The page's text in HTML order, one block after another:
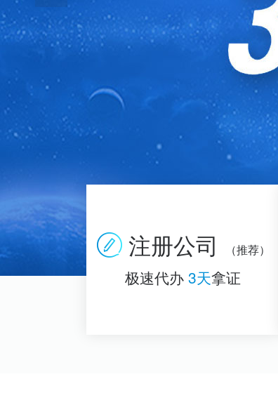
注册公司 （推荐）
极速代办 3天拿证